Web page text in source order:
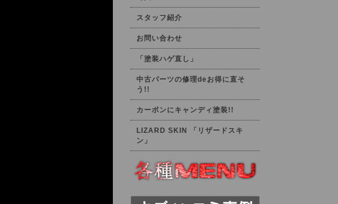
スタッフ紹介
お問い合わせ
「塗装ハゲ直し」
中古パーツの修理deお得に直そ
う!!
カーボンにキャンディ塗装!!
LIZARD SKIN 「リザードスキ
ン」